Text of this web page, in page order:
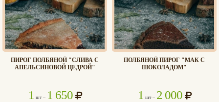
ПИРОГ ПОЛБЯНОЙ "СЛИВА С
АПЕЛЬСИНОВОЙ ЦЕДРОЙ"
1 шт – 1 650
ПОЛБЯНОЙ ПИРОГ "МАК С
ШОКОЛАДОМ"
1 шт – 2 000